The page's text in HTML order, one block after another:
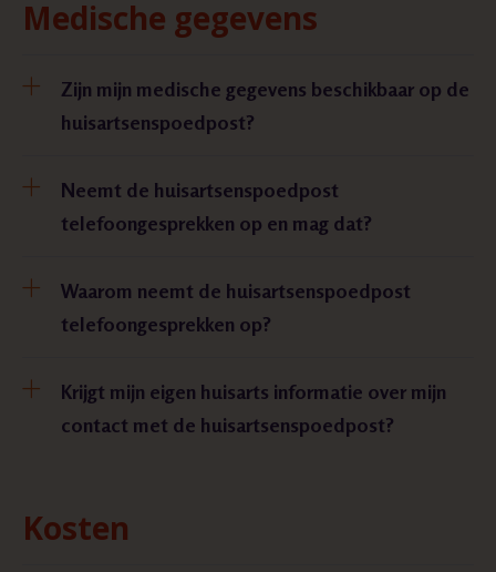
Medische gegevens
Zijn mijn medische gegevens beschikbaar op de
huisartsenspoedpost?
Neemt de huisartsenspoedpost
telefoongesprekken op en mag dat?
Waarom neemt de huisartsenspoedpost
telefoongesprekken op?
Krijgt mijn eigen huisarts informatie over mijn
contact met de huisartsenspoedpost?
Kosten